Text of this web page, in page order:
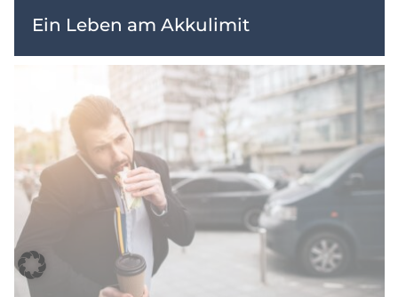
Ein Leben am Akkulimit